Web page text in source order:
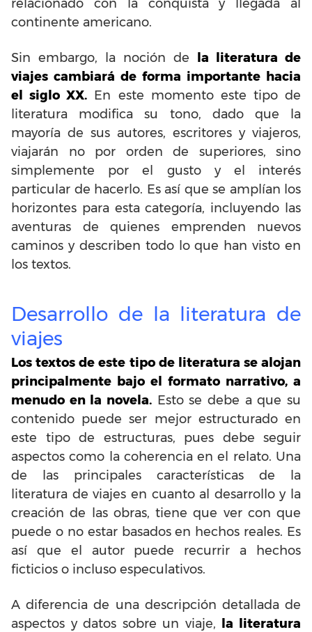
relacionado con la conquista y llegada al
continente americano.
Sin embargo, la noción de la literatura de
viajes cambiará de forma importante hacia
el siglo XX. En este momento este tipo de
literatura modifica su tono, dado que la
mayoría de sus autores, escritores y viajeros,
viajarán no por orden de superiores, sino
simplemente por el gusto y el interés
particular de hacerlo. Es así que se amplían los
horizontes para esta categoría, incluyendo las
aventuras de quienes emprenden nuevos
caminos y describen todo lo que han visto en
los textos.
Desarrollo de la literatura de
viajes
Los textos de este tipo de literatura se alojan
principalmente bajo el formato narrativo, a
menudo en la novela. Esto se debe a que su
contenido puede ser mejor estructurado en
este tipo de estructuras, pues debe seguir
aspectos como la coherencia en el relato. Una
de las principales características de la
literatura de viajes en cuanto al desarrollo y la
creación de las obras, tiene que ver con que
puede o no estar basados en hechos reales. Es
así que el autor puede recurrir a hechos
ficticios o incluso especulativos.
A diferencia de una descripción detallada de
aspectos y datos sobre un viaje, la literatura